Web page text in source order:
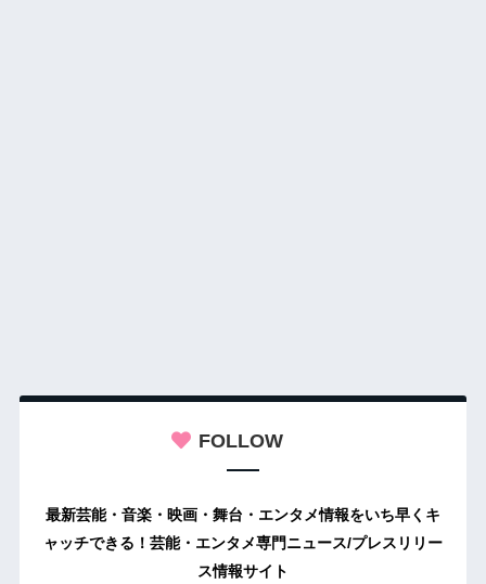
FOLLOW
最新芸能・音楽・映画・舞台・エンタメ情報をいち早くキ
ャッチできる！芸能・エンタメ専門ニュース/プレスリリー
ス情報サイト